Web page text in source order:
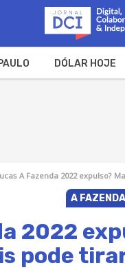
DÓLAR HOJE
A Fazenda 2022 expulso?
A FAZENDA
2022
pode